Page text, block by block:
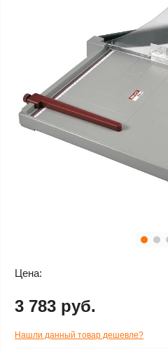
Цена:
3 783 руб.
Нашли данный товар дешевле?